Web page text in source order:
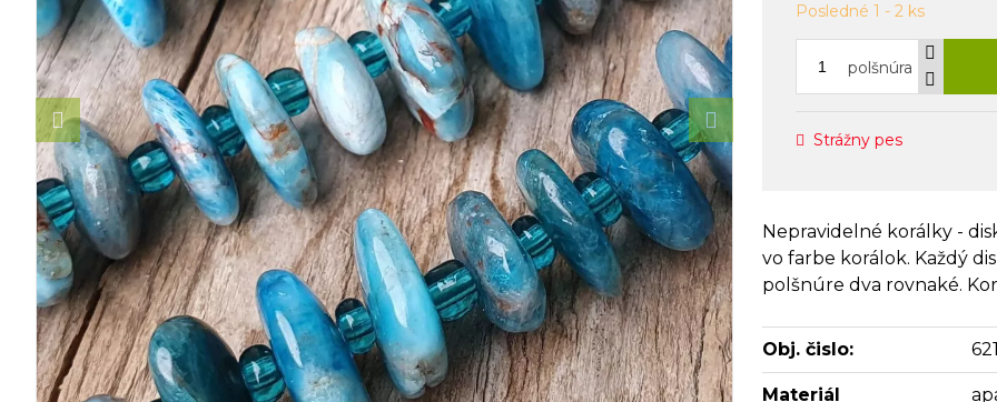
Posledné 1 - 2 ks
polšnúra
Strážny pes
Nepravidelné korálky -
vo farbe korálok. Každý
polšnúre dva rovnaké.
Obj. čislo:
Materiál